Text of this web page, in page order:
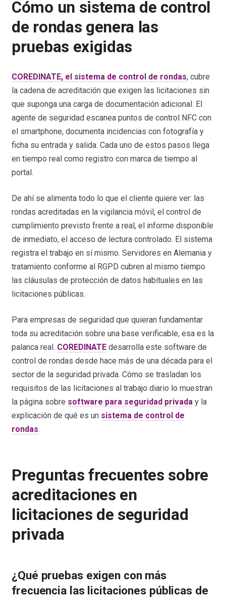
Cómo un sistema de control
de rondas genera las
pruebas exigidas
COREDINATE, el sistema de control de rondas, cubre
la cadena de acreditación que exigen las licitaciones sin
que suponga una carga de documentación adicional. El
agente de seguridad escanea puntos de control NFC con
el smartphone, documenta incidencias con fotografía y
ficha su entrada y salida. Cada uno de estos pasos llega
en tiempo real como registro con marca de tiempo al
portal.
De ahí se alimenta todo lo que el cliente quiere ver: las
rondas acreditadas en la vigilancia móvil, el control de
cumplimiento previsto frente a real, el informe disponible
de inmediato, el acceso de lectura controlado. El sistema
registra el trabajo en sí mismo. Servidores en Alemania y
tratamiento conforme al RGPD cubren al mismo tiempo
las cláusulas de protección de datos habituales en las
licitaciones públicas.
Para empresas de seguridad que quieran fundamentar
toda su acreditación sobre una base verificable, esa es la
palanca real. COREDINATE desarrolla este software de
control de rondas desde hace más de una década para el
sector de la seguridad privada. Cómo se trasladan los
requisitos de las licitaciones al trabajo diario lo muestran
la página sobre software para seguridad privada y la
explicación de qué es un sistema de control de
rondas.
Preguntas frecuentes sobre
acreditaciones en
licitaciones de seguridad
privada
¿Qué pruebas exigen con más
frecuencia las licitaciones públicas de